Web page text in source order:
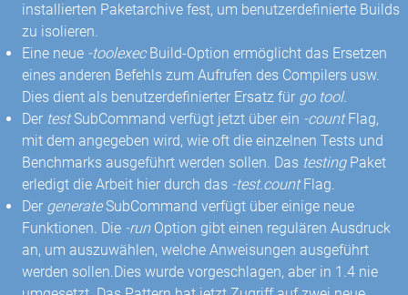
installierten Paketarchive fest, um benutzerdefinierte Builds
zu isolieren.
Eine neue -toolexecBuild-Option ermöglicht das Ersetzen
eines anderen Befehls zum Aufrufen des Compilers usw.
Dies dient als benutzerdefinierter Ersatz für go tool.
Der testSubCommand verfügt jetzt über ein -countFlag,
mit dem angegeben wird, wie oft die einzelnen Tests und
Benchmarks ausgeführt werden sollen. Das testingPaket
erledigt die Arbeit hier durch das -test.countFlag.
Der generateSubCommand verfügt über einige neue
Funktionen. Die -runOption gibt einen regulären Ausdruck
an, um auszuwählen, welche Anweisungen ausgeführt
werden sollen.Dies wurde vorgeschlagen, aber in 1.4 nie